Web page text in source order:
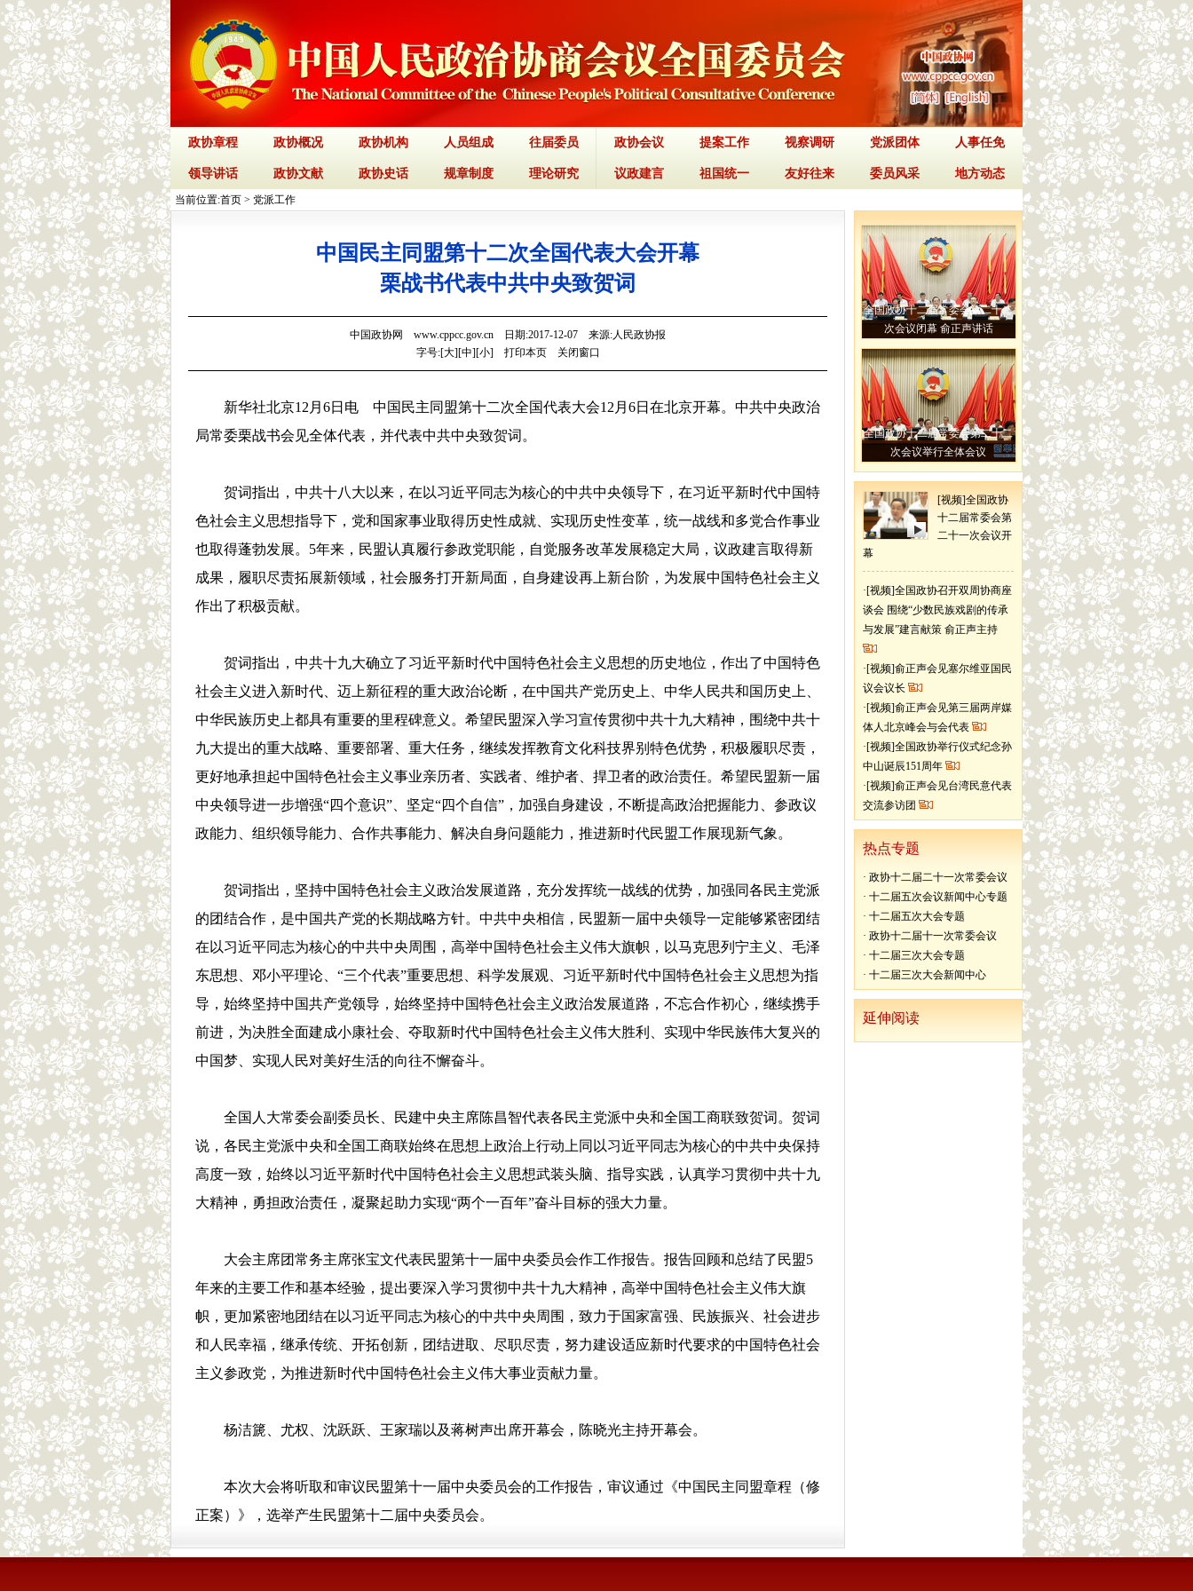
政协章程 政协概况 政协机构 人员组成 往届委员
领导讲话 政协文献 政协史话 规章制度 理论研究
政协会议 提案工作 视察调研 党派团体 人事任免
议政建言 祖国统一 友好往来 委员风采 地方动态
当前位置:首页 > 党派工作
中国民主同盟第十二次全国代表大会开幕
栗战书代表中共中央致贺词
中国政协网 www.cppcc.gov.cn 日期:2017-12-07 来源:人民政协报
字号:[大][中][小] 打印本页 关闭窗口
新华社北京12月6日电 中国民主同盟第十二次全国代表大会12月6日在北京开幕。中共中央政治
局常委栗战书会见全体代表，并代表中共中央致贺词。
贺词指出，中共十八大以来，在以习近平同志为核心的中共中央领导下，在习近平新时代中国特
色社会主义思想指导下，党和国家事业取得历史性成就、实现历史性变革，统一战线和多党合作事业
也取得蓬勃发展。5年来，民盟认真履行参政党职能，自觉服务改革发展稳定大局，议政建言取得新
成果，履职尽责拓展新领域，社会服务打开新局面，自身建设再上新台阶，为发展中国特色社会主义
作出了积极贡献。
贺词指出，中共十九大确立了习近平新时代中国特色社会主义思想的历史地位，作出了中国特色
社会主义进入新时代、迈上新征程的重大政治论断，在中国共产党历史上、中华人民共和国历史上、
中华民族历史上都具有重要的里程碑意义。希望民盟深入学习宣传贯彻中共十九大精神，围绕中共十
九大提出的重大战略、重要部署、重大任务，继续发挥教育文化科技界别特色优势，积极履职尽责，
更好地承担起中国特色社会主义事业亲历者、实践者、维护者、捍卫者的政治责任。希望民盟新一届
中央领导进一步增强“四个意识”、坚定“四个自信”，加强自身建设，不断提高政治把握能力、参政议
政能力、组织领导能力、合作共事能力、解决自身问题能力，推进新时代民盟工作展现新气象。
贺词指出，坚持中国特色社会主义政治发展道路，充分发挥统一战线的优势，加强同各民主党派
的团结合作，是中国共产党的长期战略方针。中共中央相信，民盟新一届中央领导一定能够紧密团结
在以习近平同志为核心的中共中央周围，高举中国特色社会主义伟大旗帜，以马克思列宁主义、毛泽
东思想、邓小平理论、“三个代表”重要思想、科学发展观、习近平新时代中国特色社会主义思想为指
导，始终坚持中国共产党领导，始终坚持中国特色社会主义政治发展道路，不忘合作初心，继续携手
前进，为决胜全面建成小康社会、夺取新时代中国特色社会主义伟大胜利、实现中华民族伟大复兴的
中国梦、实现人民对美好生活的向往不懈奋斗。
全国人大常委会副委员长、民建中央主席陈昌智代表各民主党派中央和全国工商联致贺词。贺词
说，各民主党派中央和全国工商联始终在思想上政治上行动上同以习近平同志为核心的中共中央保持
高度一致，始终以习近平新时代中国特色社会主义思想武装头脑、指导实践，认真学习贯彻中共十九
大精神，勇担政治责任，凝聚起助力实现“两个一百年”奋斗目标的强大力量。
大会主席团常务主席张宝文代表民盟第十一届中央委员会作工作报告。报告回顾和总结了民盟5
年来的主要工作和基本经验，提出要深入学习贯彻中共十九大精神，高举中国特色社会主义伟大旗
帜，更加紧密地团结在以习近平同志为核心的中共中央周围，致力于国家富强、民族振兴、社会进步
和人民幸福，继承传统、开拓创新，团结进取、尽职尽责，努力建设适应新时代要求的中国特色社会
主义参政党，为推进新时代中国特色社会主义伟大事业贡献力量。
杨洁篪、尤权、沈跃跃、王家瑞以及蒋树声出席开幕会，陈晓光主持开幕会。
本次大会将听取和审议民盟第十一届中央委员会的工作报告，审议通过《中国民主同盟章程（修
正案）》，选举产生民盟第十二届中央委员会。
全国政协十二届常委会第二十二
次会议闭幕 俞正声讲话
全国政协十二届常委会第二十二
次会议举行全体会议
[视频]全国政协
十二届常委会第
二十一次会议开
幕
·[视频]全国政协召开双周协商座
谈会 围绕“少数民族戏剧的传承
与发展”建言献策 俞正声主持
·[视频]俞正声会见塞尔维亚国民
议会议长
·[视频]俞正声会见第三届两岸媒
体人北京峰会与会代表
·[视频]全国政协举行仪式纪念孙
中山诞辰151周年
·[视频]俞正声会见台湾民意代表
交流参访团
热点专题
·政协十二届二十一次常委会议
·十二届五次会议新闻中心专题
·十二届五次大会专题
·政协十二届十一次常委会议
·十二届三次大会专题
·十二届三次大会新闻中心
延伸阅读